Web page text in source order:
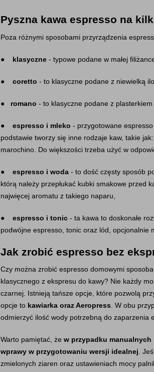
Pyszna kawa espresso na
Poza różnymi sposobami przyrządzenia
● klasyczne - typowe podane w małej
● coretto - to klasyczne podane z niewielką
● romano - to klasyczne podane z
● espresso i mleko - przygotowane
podstawie tworzy się inne rodzaje kaw, takie
marochino. Do większości trzeba użyć w
● espresso i woda - to dość częsty sposób
którą należy przepłukać kubki smakowe przed
najwięcej aromatu z takiego naparu,
● espresso i tonic - ta kawa to doskonałe
podwójne espresso, tonic oraz lód, opcjonalnie
Jak zrobić espresso bez
Czy można zrobić espresso domowymi
klasycznego z ekspresu do kawy? Nie każdy
czarnej. Istnieją tańsze opcje, które pozwolą
opcje to kawiarka oraz Aeropress . W obu
odmierzyć ilość wody potrzebną do zaparzenia
Warto pamiętać, że w przypadku
wprawy w przygotowaniu wersji idealnej .
zmielonych ziaren oraz ustawieniach mocy